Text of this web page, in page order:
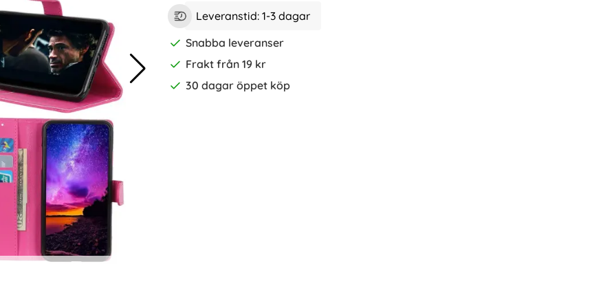
Leveranstid: 1-3 dagar
Snabba leveranser
Frakt från 19 kr
30 dagar öppet köp